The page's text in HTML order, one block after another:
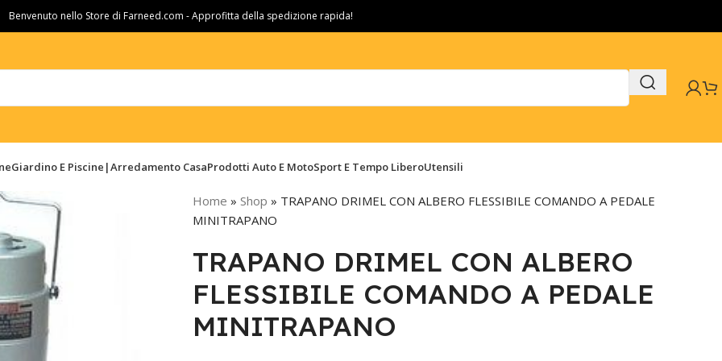
Benvenuto nello Store di Farneed.com - Approfitta della spedizione rapida!
Giardino E Piscine|Arredamento CasaProdotti Auto E MotoSport E Tempo LiberoUtensili
Home » Shop » TRAPANO DRIMEL CON ALBERO FLESSIBILE COMANDO A PEDALE
MINITRAPANO
TRAPANO DRIMEL CON ALBERO
FLESSIBILE COMANDO A PEDALE
MINITRAPANO